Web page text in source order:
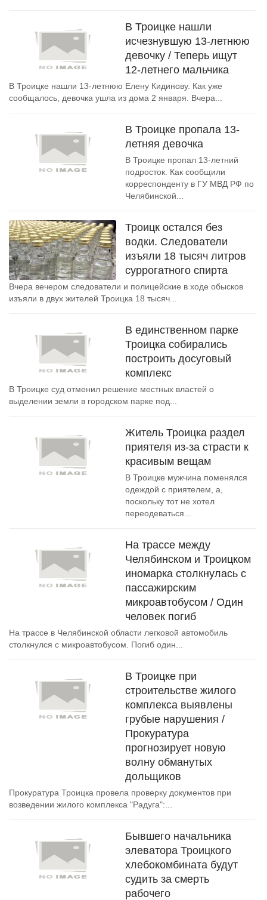
В Троицке нашли
исчезнувшую 13-летнюю
девочку / Теперь ищут
12-летнего мальчика
В Троицке нашли 13-летнюю Елену Кидинову. Как уже
сообщалось, девочка ушла из дома 2 января. Вчера...
В Троицке пропала 13-
летняя девочка
В Троицке пропал 13-летний
подросток. Как сообщили
корреспонденту в ГУ МВД РФ по
Челябинской...
Троицк остался без
водки. Следователи
изъяли 18 тысяч литров
суррогатного спирта
Вчера вечером следователи и полицейские в ходе обысков
изъяли в двух жителей Троицка 18 тысяч...
В единственном парке
Троицка собирались
построить досуговый
комплекс
В Троицке суд отменил решение местных властей о
выделении земли в городском парке под...
Житель Троицка раздел
приятеля из-за страсти к
красивым вещам
В Троицке мужчина поменялся
одеждой с приятелем, а,
поскольку тот не хотел
переодеваться...
На трассе между
Челябинском и Троицком
иномарка столкнулась с
пассажирским
микроавтобусом / Один
человек погиб
На трассе в Челябинской области легковой автомобиль
столкнулся с микроавтобусом. Погиб один...
В Троицке при
строительстве жилого
комплекса выявлены
грубые нарушения /
Прокуратура
прогнозирует новую
волну обманутых
дольщиков
Прокуратура Троицка провела проверку документов при
возведении жилого комплекса "Радуга":...
Бывшего начальника
элеватора Троицкого
хлебокомбината будут
судить за смерть
рабочего